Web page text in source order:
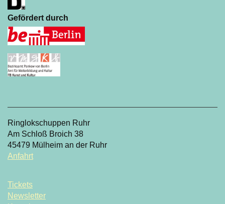
Gefördert durch
Ringlokschuppen Ruhr
Am Schloß Broich 38
45479 Mülheim an der Ruhr
Anfahrt
Tickets
Newsletter